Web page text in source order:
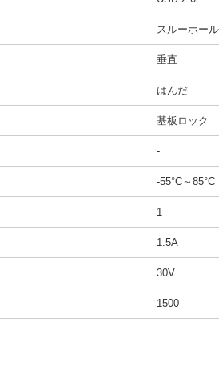
スルーホール
垂直
はんだ
基板ロック
-
-55°C～85°C
1
1.5A
30V
1500